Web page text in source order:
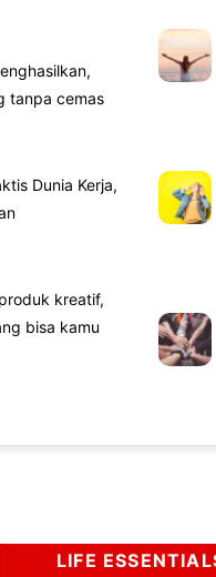
tanpa cemas
Dunia Kerja,
kreatif,
bisa kamu
LIFE